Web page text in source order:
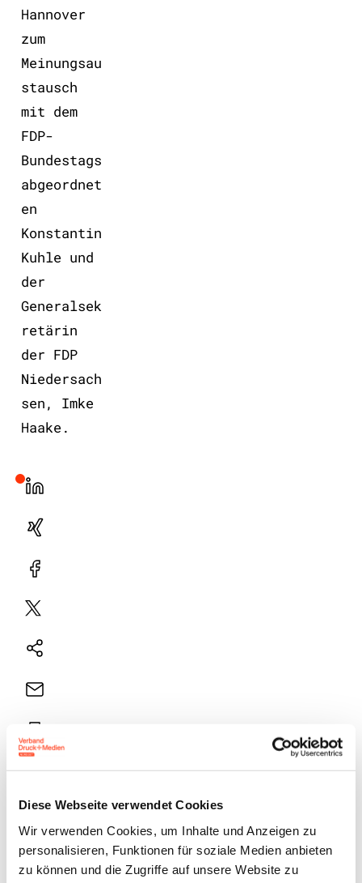
Diese Webseite verwendet Cookies
Wir verwenden Cookies, um Inhalte und Anzeigen zu
personalisieren, Funktionen für soziale Medien anbieten
zu können und die Zugriffe auf unsere Website zu
Hannover
zum
Meinungsau
stausch
mit dem
FDP-
Bundestags
abgeordnet
en
Konstantin
Kuhle und
der
Generalsek
retärin
der FDP
Niedersach
sen, Imke
Haake.
LinekdIn
Xing
Facebook
Plattform
Natives
E-
Drucker
Themen: Aktuelle und zukünftige
Umsatzentwicklung in der Druckindustrie,
Wachstumsmärkte in der Druckindustrie z. B.